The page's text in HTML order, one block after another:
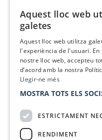
Aquest lloc web
galetes
Aquest lloc web utilitza
l'experiència de l'usuari.
nostre lloc web, accepteu
d’acord amb la nostra
Llegir-ne més
MOSTRA TOTS ELS
ESTRICTAMENT
RENDIMENT